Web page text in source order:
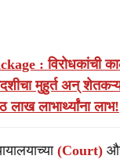
: विरोधकांची
मुहुर्त अन्
लाख लाभार्थ्यांना लाभ!
(Court)